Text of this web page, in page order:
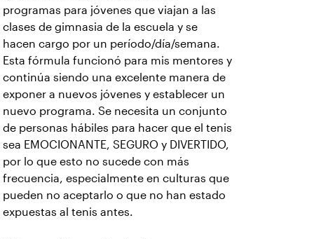
programas para jóvenes que viajan a las
clases de gimnasia de la escuela y se
hacen cargo por un período/día/semana.
Esta fórmula funcionó para mis mentores y
continúa siendo una excelente manera de
exponer a nuevos jóvenes y establecer un
nuevo programa. Se necesita un conjunto
de personas hábiles para hacer que el tenis
sea EMOCIONANTE, SEGURO y DIVERTIDO,
por lo que esto no sucede con más
frecuencia, especialmente en culturas que
pueden no aceptarlo o que no han estado
expuestas al tenis antes.